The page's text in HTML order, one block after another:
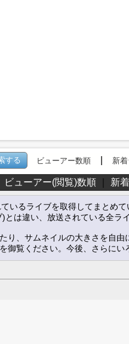
ビューアー数順| 新
ビューアー(閲覧)数順｜ 新
いるライブを取得してまとめ
とは違い、放送されている全ラ
り、サムネイルの大きさを自
を御覧ください。今後、さらに